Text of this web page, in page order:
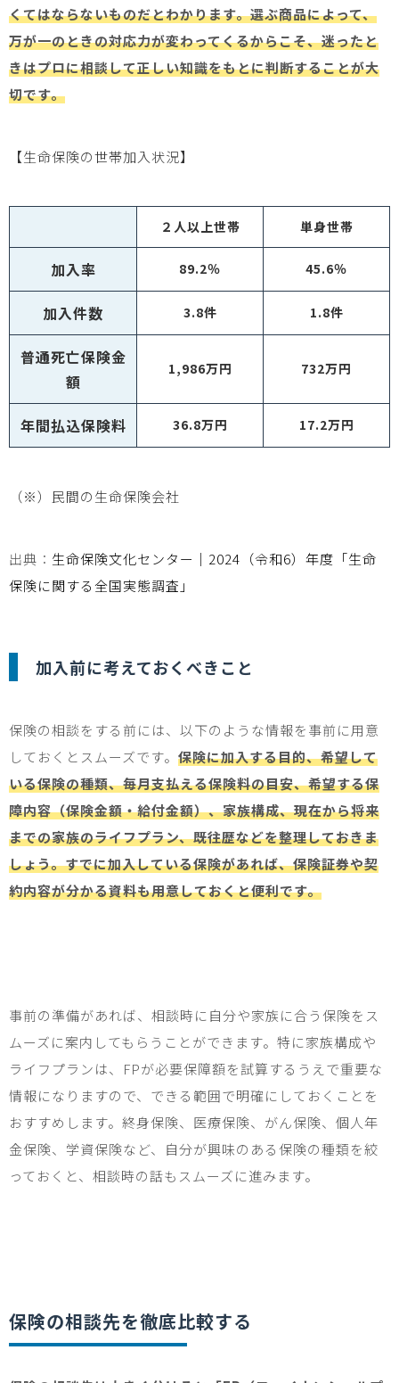
くてはならないものだとわかります。選ぶ商品によって、
万が一のときの対応力が変わってくるからこそ、迷ったと
きはプロに相談して正しい知識をもとに判断することが大
切です。
【生命保険の世帯加入状況】
２人以上世帯 単身世帯
加入率 89.2％ 45.6％
加入件数 3.8件 1.8件
普通死亡保険金
額
1,986万円 732万円
年間払込保険料 36.8万円 17.2万円
（※）民間の生命保険会社
出典： 生命保険文化センター｜2024（令和6）年度「生命
保険に関する全国実態調査」
加入前に考えておくべきこと
保険の相談をする前には、以下のような情報を事前に用意
しておくとスムーズです。 保険に加入する目的、希望して
いる保険の種類、毎月支払える保険料の目安、希望する保
障内容（保険金額・給付金額）、家族構成、現在から将来
までの家族のライフプラン、既往歴などを整理しておきま
しょう。すでに加入している保険があれば、保険証券や契
約内容が分かる資料も用意しておくと便利です。
事前の準備があれば、相談時に自分や家族に合う保険をス
ムーズに案内してもらうことができます。特に家族構成や
ライフプランは、 FPが必要保障額を試算するうえで重要な
情報になりますので、できる範囲で明確にしておくことを
おすすめします。終身保険、医療保険、がん保険、個人年
金保険、学資保険など、自分が興味のある保険の種類を絞
っておくと、相談時の話もスムーズに進みます。
保険の相談先を徹底比較する